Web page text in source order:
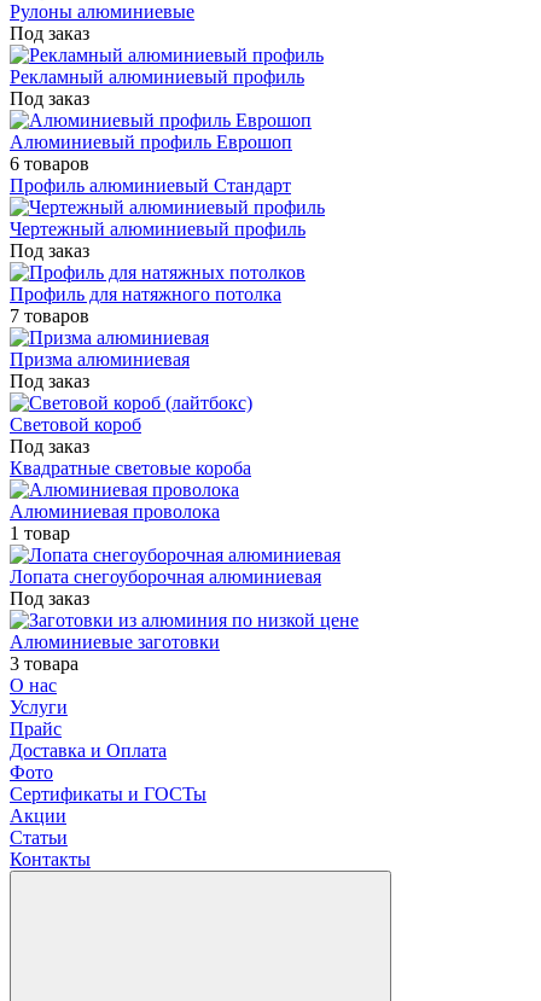
Рулоны алюминиевые
Под заказ
Рекламный алюминиевый профиль
Под заказ
Алюминиевый профиль Еврошоп
6 товаров
Профиль алюминиевый Стандарт
Чертежный алюминиевый профиль
Под заказ
Профиль для натяжного потолка
7 товаров
Призма алюминиевая
Под заказ
Световой короб
Под заказ
Квадратные световые короба
Алюминиевая проволока
1 товар
Лопата снегоуборочная алюминиевая
Под заказ
Алюминиевые заготовки
3 товара
О нас
Услуги
Прайс
Доставка и Оплата
Фото
Сертификаты и ГОСТы
Акции
Статьи
Контакты